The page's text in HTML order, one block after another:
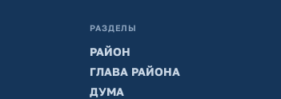
РАЗДЕЛЫ
РАЙОН
ГЛАВА РАЙОНА
ДУМА